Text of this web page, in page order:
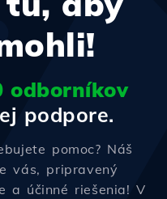
odborníkov
podpore.
pomoc? Náš
vás, pripravený
a účinné riešenia! V